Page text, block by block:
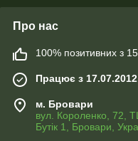
Про нас
100% позитивних з 15
Працює з 17.07.2012
м. Бровари
вул. Короленко, 72,
Бутік 1, Бровари,